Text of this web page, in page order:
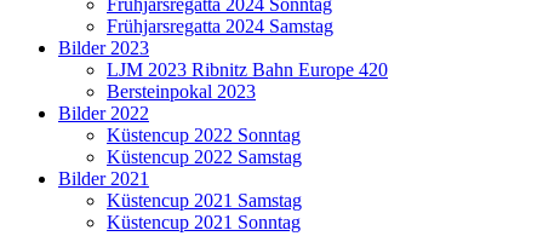
Frühjarsregatta 2024 Sonntag
Frühjarsregatta 2024 Samstag
Bilder 2023
LJM 2023 Ribnitz Bahn Europe 420
Bersteinpokal 2023
Bilder 2022
Küstencup 2022 Sonntag
Küstencup 2022 Samstag
Bilder 2021
Küstencup 2021 Samstag
Küstencup 2021 Sonntag